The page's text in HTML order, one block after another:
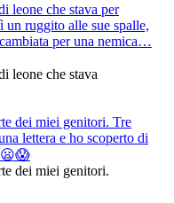
leone che stava per
un ruggito alle sue spalle,
per una nemica…
leone che stava
dei miei genitori. Tre
lettera e ho scoperto di
😦😱
dei miei genitori.